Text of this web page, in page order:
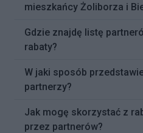
mieszkańcy Żoliborza i
Gdzie znajdę listę
rabaty?
W jaki sposób
partnerzy?
Jak mogę skorzystać z
przez partnerów?